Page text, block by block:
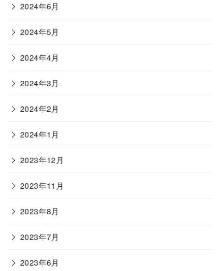
2024年6月
2024年5月
2024年4月
2024年3月
2024年2月
2024年1月
2023年12月
2023年11月
2023年8月
2023年7月
2023年6月